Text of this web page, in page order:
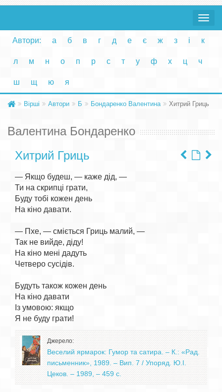
Toggle
Автори: а б в г д е є ж з і к
л м н о п р с т у ф х ц ч
ш щ ю я
Вірші Автори Б Бондаренко Валентина Хитрий Гриць
Валентина Бондаренко
Хитрий Гриць
— Якщо будеш, — каже дід, —
Ти на скрипці грати,
Буду тобі кожен день
На кіно давати.
— Пхе, — сміється Гриць малий, —
Так не вийде, діду!
На кіно мені дадуть
Четверо сусідів.
Будуть також кожен день
На кіно давати
Із умовою: якщо
Джерело:
Веселий ярмарок: Гумор та сатира. – К.: «Рад.
письменник», 1989. – Вип. 7 / Упоряд. Ю.І.
Цеков. – 1989, – 459 с.